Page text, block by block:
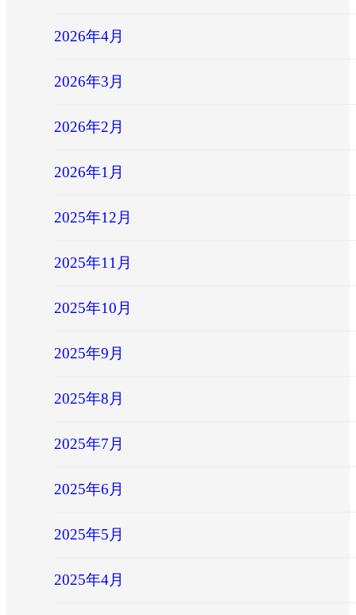
2026年4月
2026年3月
2026年2月
2026年1月
2025年12月
2025年11月
2025年10月
2025年9月
2025年8月
2025年7月
2025年6月
2025年5月
2025年4月